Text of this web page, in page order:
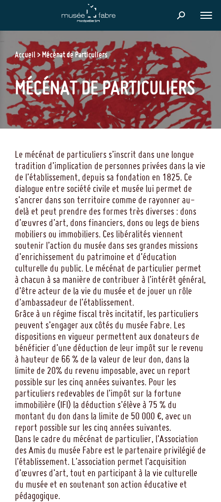
main
content
Accueil Mécénat de Particuliers
MÉCÉNAT DE PARTICULIERS
Le mécénat de particuliers s’inscrit dans une longue
tradition d’implication de personnes privées dans la vie
de l’établissement, depuis sa fondation en 1825. Ce
dialogue entre société civile et musée lui permet de
s’ancrer dans son territoire comme de rayonner au-
delà et peut prendre des formes très diverses : dons
d’œuvres d’art, dons financiers, dons ou legs de biens
mobiliers ou immobiliers. Ces libéralités viennent
soutenir l’action du musée dans ses grandes missions
d’enrichissement du patrimoine et d’éducation
culturelle du public. Le mécénat de particulier permet
à chacun à sa manière de contribuer à l’intérêt général,
d’être acteur de la vie du musée et de jouer un rôle
d’ambassadeur de l’établissement.
Grâce à un régime fiscal très incitatif, les particuliers
peuvent s’engager aux côtés du musée Fabre. Les
dispositions en vigueur permettent aux donateurs de
bénéficier d’une déduction de leur impôt sur le revenu
à hauteur de 66 % de la valeur de leur don, dans la
limite de 20% du revenu imposable, avec un report
possible sur les cinq années suivantes. Pour les
particuliers redevables de l’impôt sur la fortune
immobilière (IFI) la déduction s’élève à 75 % du
montant du don dans la limite de 50 000 €, avec un
report possible sur les cinq années suivantes.
Dans le cadre du mécénat de particulier, l’Association
des Amis du musée Fabre est le partenaire privilégié de
l’établissement. L’association permet l’acquisition
d’œuvres d’art, tout en participant à la vie culturelle
du musée et en soutenant son action éducative et
pédagogique.